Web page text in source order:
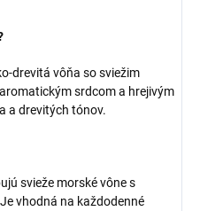
drevitá vôňa so sviežim
srdcom a hrejivým
a drevitých tónov.
svieže morské vône s
vhodná na každodenné